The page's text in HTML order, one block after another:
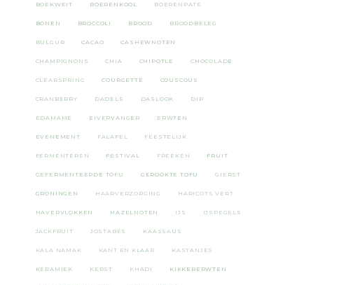
BOEKWEIT BOERENKOOL BOERENPATE
BONEN BROCCOLI BROOD BROODBELEG
BULGUR CACAO CASHEWNOTEN
CHAMPIGNONS CHIA CHIPOTLE CHOCOLADE
CLEARSPRING COURGETTE COUSCOUS
CRANBERRY DADELS DASLOOK DIP
EDAMAME EIVERVANGER ERWTEN
EVENEMENT FALAFEL FEESTELIJK
FERMENTEREN FESTIVAL FREEKEH FRUIT
GEFERMENTEERDE TOFU GEROOKTE TOFU GIERST
GRONINGEN HAARVERZORGING HARICOTS VERT
HAVERVLOKKEN HAZELNOTEN IJS IJSPEGELS
JACKFRUIT JOSTABES KAASSAUS
KALA NAMAK KANT EN KLAAR KASTANJES
KERAMIEK KERST KHADI KIKKERERWTEN